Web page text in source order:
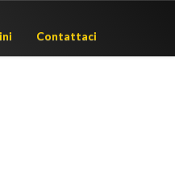
Contattaci